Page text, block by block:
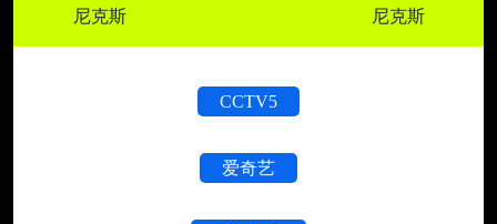
尼克斯 尼克斯
CCTV5
爱奇艺